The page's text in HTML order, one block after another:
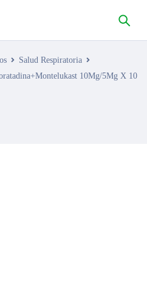
Salud Respiratoria
10Mg/5Mg X 10